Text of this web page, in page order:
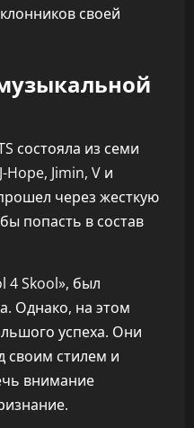
своей
состояла из семи
Hope, Jimin, V и
через жесткую
попасть в состав
4 Skool», был
Однако, на этом
успеха. Они
своим стилем и
внимание